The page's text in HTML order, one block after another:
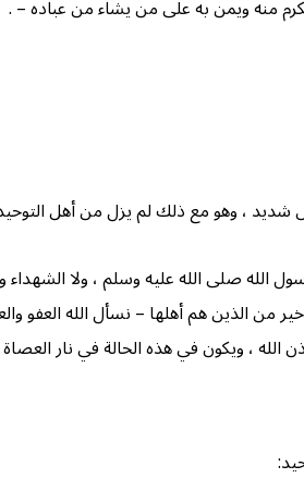
منه ويمن به على من يشاء من عباده – .
شديد ، وهو مع ذلك لم يزل من أهل
صلى الله عليه وسلم ، ولا الشهداء
الذين هم أهلها – نسأل الله العفو
، ويكون في هذه الحالة في نار